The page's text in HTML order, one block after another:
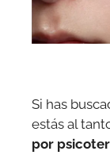
Si has
estás al
por